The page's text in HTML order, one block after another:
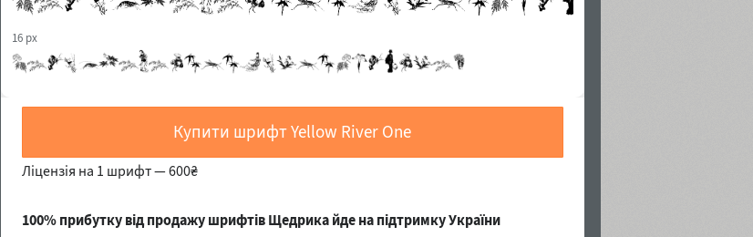
16 px
Купити шрифт Yellow River One
Ліцензія на 1 шрифт —600₴
100% прибутку від продажу шрифтів Щедрика йде на підтримку України